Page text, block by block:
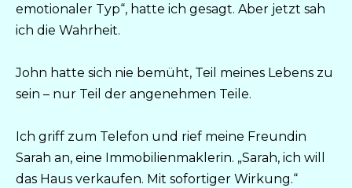
emotionaler Typ“, hatte ich gesagt. Aber jetzt sah
ich die Wahrheit.
John hatte sich nie bemüht, Teil meines Lebens zu
sein – nur Teil der angenehmen Teile.
Ich griff zum Telefon und rief meine Freundin
Sarah an, eine Immobilienmaklerin. „Sarah, ich will
das Haus verkaufen. Mit sofortiger Wirkung.“